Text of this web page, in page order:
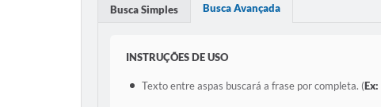
Busca Simples Busca Avançada
INSTRUÇÕES DE USO
Texto entre aspas buscará a frase por completa. (Ex: